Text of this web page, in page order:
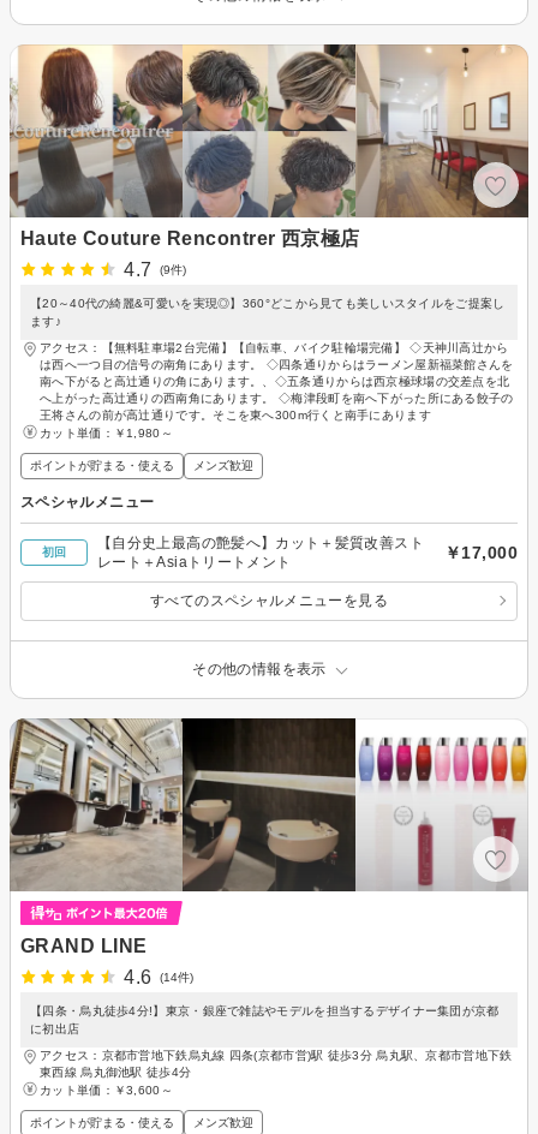
Haute Couture Rencontrer 西京極店
4.7
(9件)
【20～40代の綺麗&可愛いを実現◎】360°どこから見ても美しいスタイルをご提案し
ます♪
アクセス：【無料駐車場2台完備】【自転車、バイク駐輪場完備】 ◇天神川高辻から
は西へ一つ目の信号の南角にあります。 ◇四条通りからはラーメン屋新福菜館さんを
南へ下がると高辻通りの角にあります。、◇五条通りからは西京極球場の交差点を北
へ上がった高辻通りの西南角にあります。 ◇梅津段町を南へ下がった所にある餃子の
王将さんの前が高辻通りです。そこを東へ300m行くと南手にあります
カット単価： ￥1,980～
ポイントが貯まる・使える メンズ歓迎
スペシャルメニュー
初回
【自分史上最高の艶髪へ】カット＋髪質改善スト
レート＋Asiaトリートメント
￥17,000
すべてのスペシャルメニューを見る
その他の情報を表示
GRAND LINE
4.6
(14件)
【四条・烏丸徒歩4分!】東京・銀座で雑誌やモデルを担当するデザイナー集団が京都
に初出店
アクセス：京都市営地下鉄烏丸線 四条(京都市営)駅 徒歩3分 烏丸駅、京都市営地下鉄
東西線 烏丸御池駅 徒歩4分
カット単価： ￥3,600～
ポイントが貯まる・使える メンズ歓迎